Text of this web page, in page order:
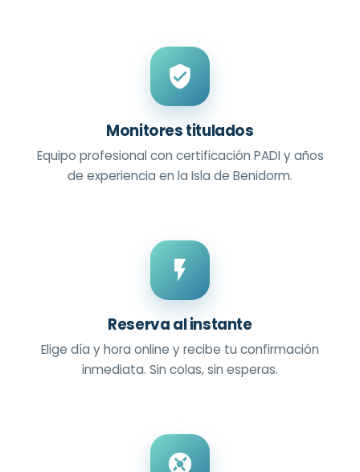
Monitores titulados
Equipo profesional con certificación PADI y años
de experiencia en la Isla de Benidorm.
Reserva al instante
Elige día y hora online y recibe tu confirmación
inmediata. Sin colas, sin esperas.